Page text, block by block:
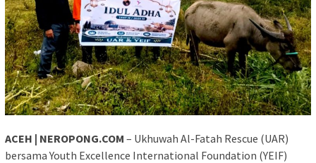
ACEH | NEROPONG.COM – Ukhuwah Al-Fatah Rescue (UAR)
bersama Youth Excellence International Foundation (YEIF)